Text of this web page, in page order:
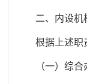
二、内设机
根据上述职
（一）综